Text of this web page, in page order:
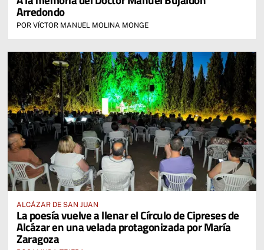
Arredondo
POR VÍCTOR MANUEL MOLINA MONGE
ALCÁZAR DE SAN JUAN
La poesía vuelve a llenar el Círculo de Cipreses de
Alcázar en una velada protagonizada por María
Zaragoza